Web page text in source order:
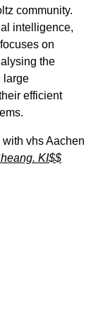
community.
intelligence,
on
the
large
efficient
vhs Aachen
KI$$